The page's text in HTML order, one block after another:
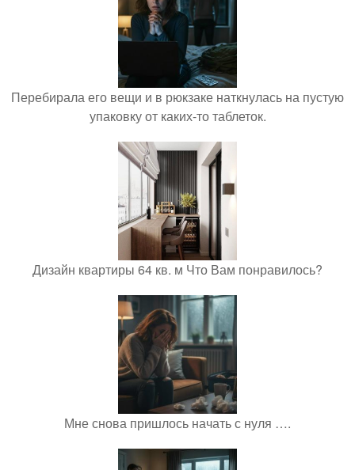
Перебирала его вещи и в рюкзаке наткнулась на пустую
упаковку от каких-то таблеток.
Дизайн квартиры 64 кв. м Что Вам понравилось?
Мне снова пришлось начать с нуля ….